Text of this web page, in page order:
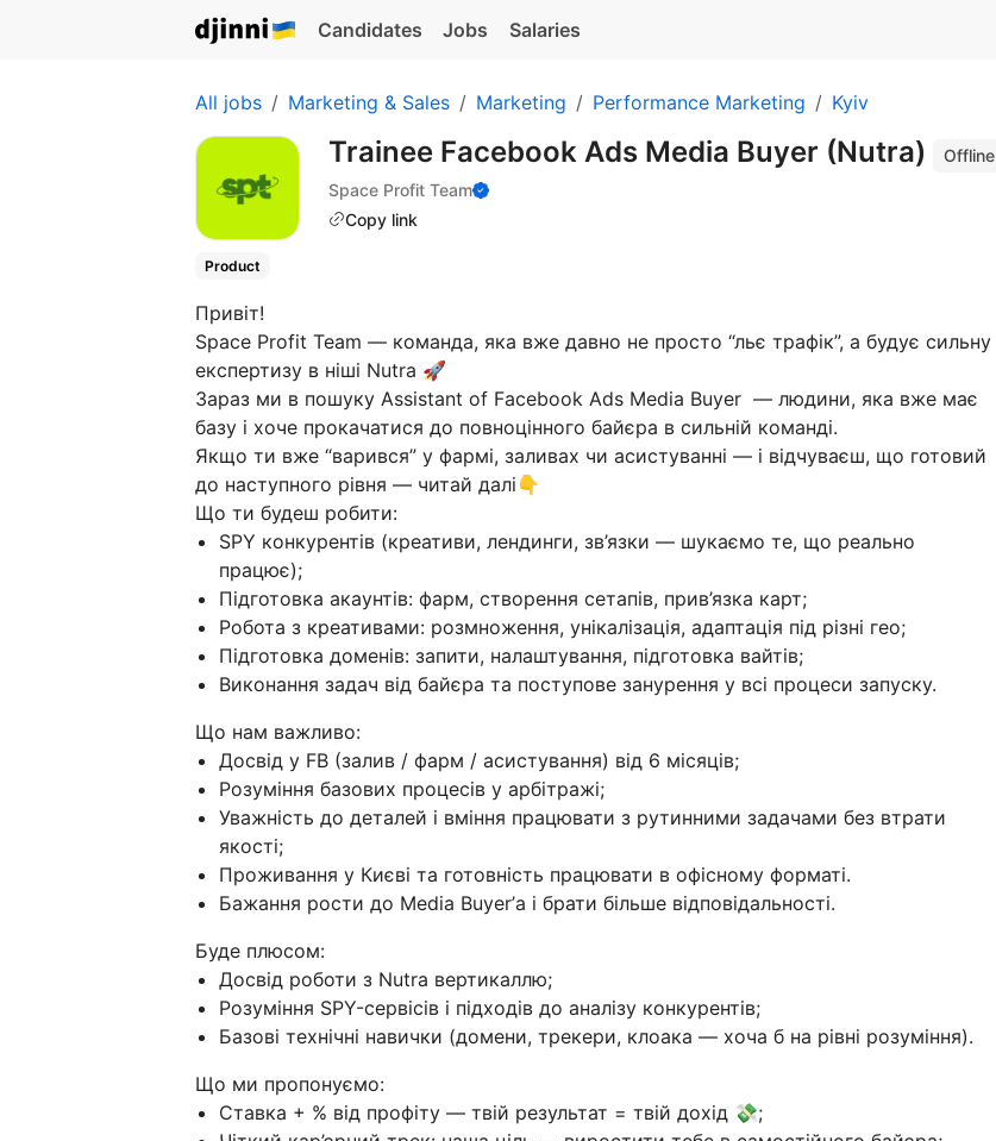
Candidates Jobs Salaries
All jobs Marketing & Sales Marketing Performance Marketing Kyiv
Trainee Facebook Ads Media Buyer (Nutra)
Offline
Space Profit Team
Copy link
Product
Привіт!
Space Profit Team — команда, яка вже давно не просто “льє трафік”, а будує сильну
експертизу в ніші Nutra 🚀
Зараз ми в пошуку Assistant of Facebook Ads Media Buyer — людини, яка вже має
базу і хоче прокачатися до повноцінного байєра в сильній команді.
Якщо ти вже “варився” у фармі, заливах чи асистуванні — і відчуваєш, що готовий
до наступного рівня — читай далі👇
Що ти будеш робити:
SPY конкурентів (креативи, лендинги, зв’язки — шукаємо те, що реально
працює);
Підготовка акаунтів: фарм, створення сетапів, прив’язка карт;
Робота з креативами: розмноження, унікалізація, адаптація під різні гео;
Підготовка доменів: запити, налаштування, підготовка вайтів;
Виконання задач від байєра та поступове занурення у всі процеси запуску.
Що нам важливо:
Досвід у FB (залив / фарм / асистування) від 6 місяців;
Розуміння базових процесів у арбітражі;
Уважність до деталей і вміння працювати з рутинними задачами без втрати
якості;
Проживання у Києві та готовність працювати в офісному форматі.
Бажання рости до Media Buyer’а і брати більше відповідальності.
Буде плюсом:
Досвід роботи з Nutra вертикаллю;
Розуміння SPY-сервісів і підходів до аналізу конкурентів;
Базові технічні навички (домени, трекери, клоака — хоча б на рівні розуміння).
Що ми пропонуємо:
Ставка + % від профіту — твій результат = твій дохід 💸;